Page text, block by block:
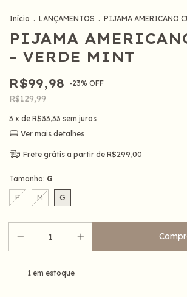
Início . LANÇAMENTOS . PIJAMA AMERICANO
PIJAMA
- VERDE MINT
R$99,98 -23% OFF
R$129,99
3 x de R$33,33 sem juros
Ver mais detalhes
Frete grátis a partir de R$299,00
Tamanho: G
P M G
1em estoque